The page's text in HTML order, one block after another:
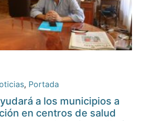
, Portada
a los municipios a
en centros de salud